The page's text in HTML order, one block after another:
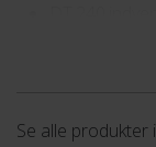
DT 240
Se alle produkter